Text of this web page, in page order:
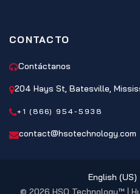
CONTACTO
Contáctanos
204 Hays St, Batesville,
+1 (866) 954-5938
contact@hsotechnology.com
© 2026 HSO Technology™ |
English (US)